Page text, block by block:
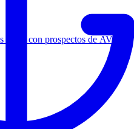
con prospectos de AVA